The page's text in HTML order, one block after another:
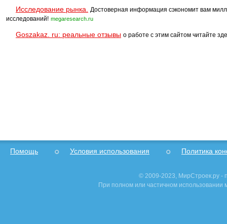
Исследование рынка.
Достоверная информация сэкономит вам
исследований! megaresearch.ru
Goszakaz. ru: реальные отзывы о работе с этим сайтом читайте
Помощь Условия использования Политика
© 2009-2023, МирСтроек.ру -
При полном или частичном использовании